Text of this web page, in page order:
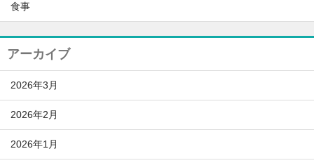
食事
アーカイブ
2026年3月
2026年2月
2026年1月